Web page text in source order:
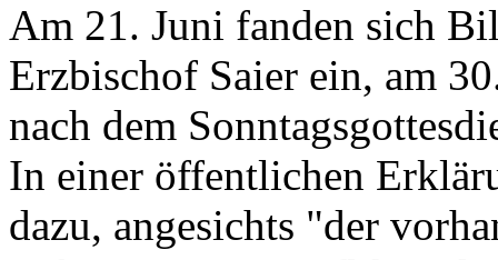
Am 21. Juni fanden sich
Erzbischof Saier ein, am
nach dem
In einer öffentlichen
dazu, angesichts "der